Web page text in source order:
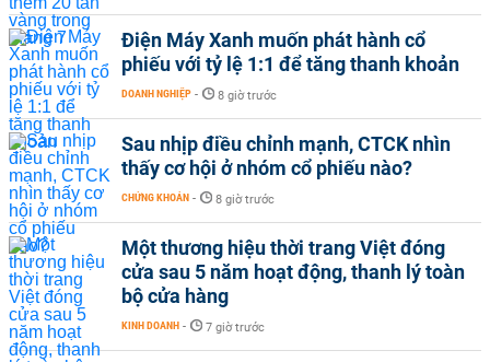
Điện Máy Xanh muốn phát hành cổ
phiếu với tỷ lệ 1:1 để tăng thanh khoản
DOANH NGHIỆP - 8 giờ trước
Sau nhịp điều chỉnh mạnh, CTCK nhìn
thấy cơ hội ở nhóm cổ phiếu nào?
CHỨNG KHOÁN - 8 giờ trước
Một thương hiệu thời trang Việt đóng
cửa sau 5 năm hoạt động, thanh lý toàn
bộ cửa hàng
KINH DOANH - 7 giờ trước